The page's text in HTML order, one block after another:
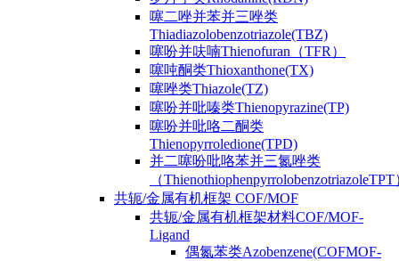
噻二唑并苯并三唑类
Thiadiazolobenzotriazole(TBZ)
噻吩并呋喃Thienofuran（TFR）
噻吨酮类Thioxanthone(TX)
噻唑类Thiazole(TZ)
噻吩并吡嗪类Thienopyrazine(TP)
噻吩并吡咯二酮类
Thienopyrroledione(TPD)
并二噻吩吡咯苯并三氮唑类
（ThienothiophenpyrrolobenzotriazoleTPT
共轭/金属有机框架 COF/MOF
共轭/金属有机框架材料COF/MOF-
Ligand
偶氮苯类Azobenzene(COFMOF-